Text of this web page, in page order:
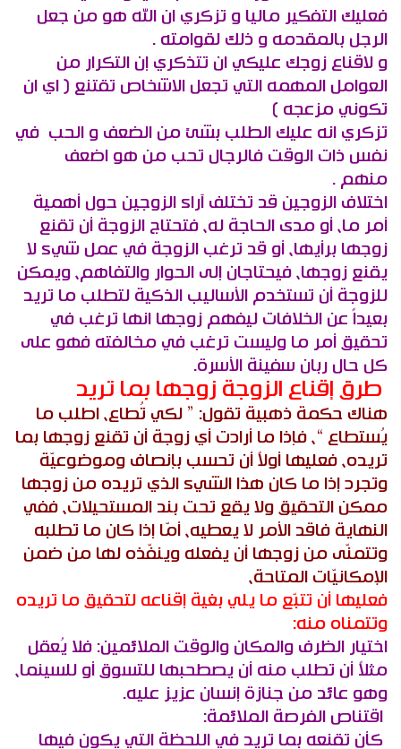
فعليك التفكير ماليا و تزكري ان الله هو من جعل
الرجل بالمقدمه و ذلك لقوامته .
و لاقناع زوجك عليكي ان تتذكري إن التكرار من
العوامل المهمه التي تجعل الاشخاص تقتنع ( اي ان
تكوني مزعجه )
تزكري انه عليك الطلب بشئ من الضعف و الحب في
نفس ذات الوقت فالرجال تحب من هو اضعف
منهم .
اختلاف الزوجين قد تختلف آراء الزوجين حول أهمية
أمر ما، أو مدى الحاجة له، فتحتاج الزوجة أن تقنع
زوجها برأيها، أو قد ترغب الزوجة في عمل شيء لا
يقنع زوجها، فيحتاجان إلى الحوار والتفاهم، ويمكن
للزوجة أن تستخدم الأساليب الذكية لتطلب ما تريد
بعيداً عن الخلافات ليفهم زوجها انها ترغب في
تحقيق أمر ما وليست ترغب في مخالفته فهو على
كل حال ربان سفينة الأسرة.
طرق إقناع الزوجة زوجها بما تريد
هناك حكمة ذهبية تقول: ” لكي تُطاع، اطلب ما
يُستطاع “، فإذا ما أرادت أي زوجة أن تقنع زوجها بما
تريده، فعليها أولاً أن تحسب بإنصاف وموضوعيّة
وتجرد إذا ما كان هذا الشيء الذي تريده من زوجها
ممكن التحقيق ولا يقع تحت بند المستحيلات، ففي
النهاية فاقد الأمر لا يعطيه، أمّا إذا كان ما تطلبه
وتتمنّى من زوجها أن يفعله وينفّذه لها من ضمن
الإمكانيّات المتاحة،
فعليها أن تتبّع ما يلي بغية إقناعه لتحقيق ما تريده
وتتمناه منه:
اختيار الظرف والمكان والوقت الملائمين: فلا يُعقل
مثلاً أن تطلب منه أن يصطحبها للتسوق أو للسينما،
وهو عائد من جنازة إنسان عزيز عليه.
اقتناص الفرصة الملائمة:
كأن تقنعه بما تريد في اللحظة التي يكون فيها